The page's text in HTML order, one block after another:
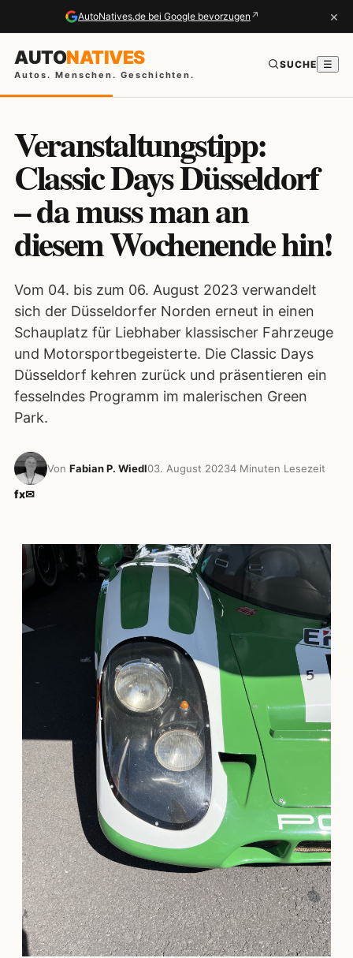
AutoNatives.de bei Google bevorzugen ↗ ×
AUTONATIVES
Autos. Menschen. Geschichten.
SUCHE ☰
Veranstaltungstipp:
Classic Days Düsseldorf
– da muss man an
diesem Wochenende hin!
Vom 04. bis zum 06. August 2023 verwandelt
sich der Düsseldorfer Norden erneut in einen
Schauplatz für Liebhaber klassischer Fahrzeuge
und Motorsportbegeisterte. Die Classic Days
Düsseldorf kehren zurück und präsentieren ein
fesselndes Programm im malerischen Green
Park.
Von Fabian P. Wiedl03. August 20234 Minuten Lesezeit
fx✉